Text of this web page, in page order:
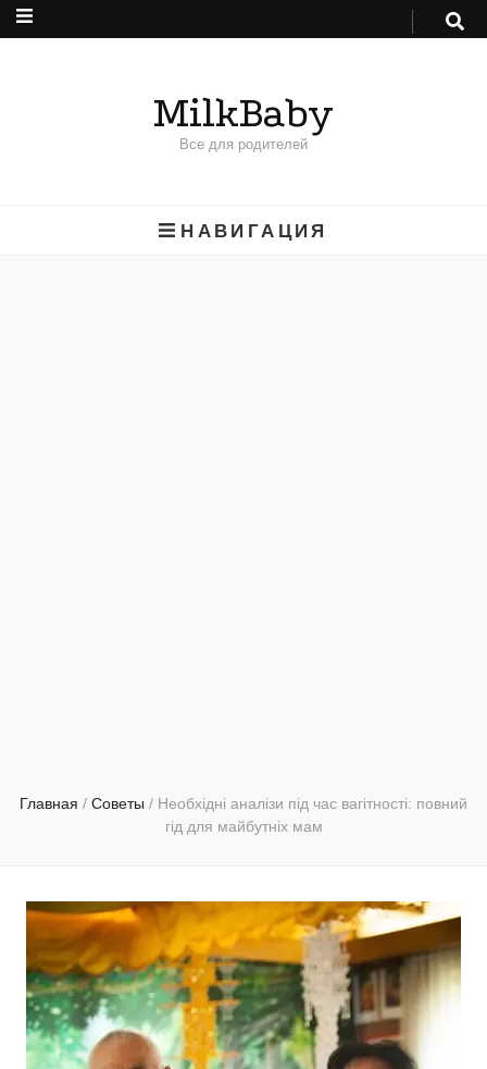
MilkBaby
Все для родителей
НАВИГАЦИЯ
Главная / Советы / Необхідні аналізи під час вагітності: повний
гід для майбутніх мам